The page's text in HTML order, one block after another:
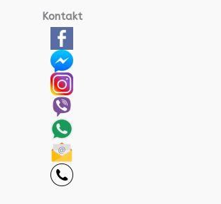
Kontakt